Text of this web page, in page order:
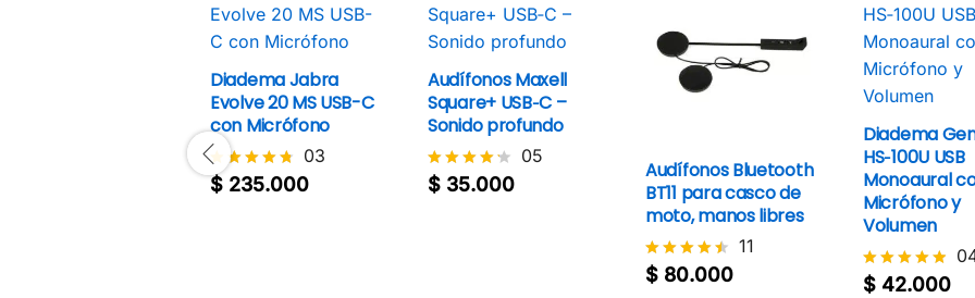
Diadema Jabra
Evolve 20 MS USB-C
con Micrófono
Valorado
03
$ 235.000
Audífonos Maxell
Square+ USB‑C –
Sonido profundo
Valorado
05
$ 35.000
Audífonos Bluetooth
BT11 para casco de
moto, manos libres
Valorado
11
$ 80.000
Diadema
HS‑100U USB
Monoaural
Micrófono y
Volumen
Valorado
$ 42.000